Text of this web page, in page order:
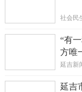
社会民
“有
方唯
延吉新
延吉